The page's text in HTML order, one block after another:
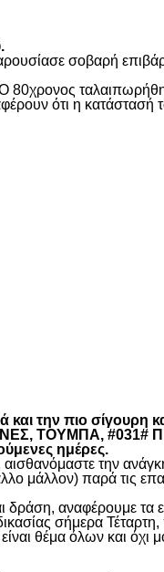
σοβαρή
Ο 80χρονος
ότι η κατάστασή
την πιο σίγουρη
ΤΟΥΜΠΑ,
ημέρες.
την
μάλλον) παρά τις
δράση, αναφέρουμε τα
σήμερα
θέμα όλων και